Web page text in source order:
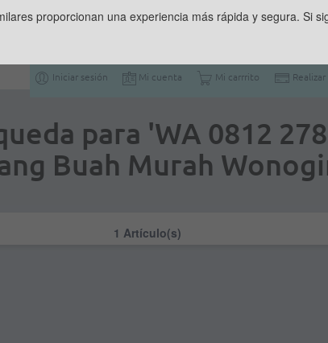
Iniciar sesión Mi cuenta Mi carrrito
para 'WA 0812
Buah Murah
1 Artículo(s)
proporcionan una experiencia más rápida y segura. Si